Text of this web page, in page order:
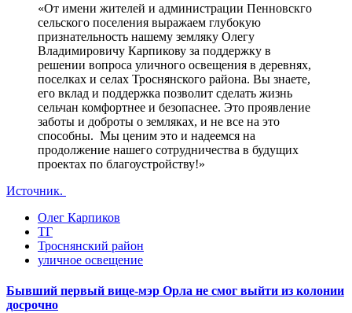
«От имени жителей и администрации Пенновскго
сельского поселения выражаем глубокую
признательность нашему земляку Олегу
Владимировичу Карпикову за поддержку в
решении вопроса уличного освещения в деревнях,
поселках и селах Троснянского района. Вы знаете,
его вклад и поддержка позволит сделать жизнь
сельчан комфортнее и безопаснее. Это проявление
заботы и доброты о земляках, и не все на это
способны. Мы ценим это и надеемся на
продолжение нашего сотрудничества в будущих
проектах по благоустройству!»
Источник.
Олег Карпиков
ТГ
Троснянский район
уличное освещение
Бывший первый вице-мэр Орла не смог выйти из колонии
досрочно